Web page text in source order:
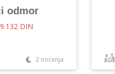
odmor
DIN
2 noćenja